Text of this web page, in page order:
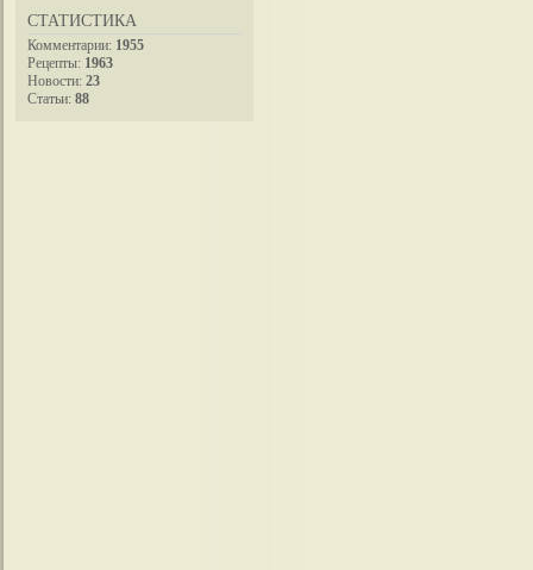
СТАТИСТИКА
Комментарии: 1955
Рецепты: 1963
Новости: 23
Статьи: 88